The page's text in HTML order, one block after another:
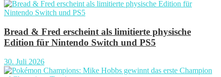
Bread & Fred erscheint als limitierte physische
Edition für Nintendo Switch und PS5
30. Juli 2026